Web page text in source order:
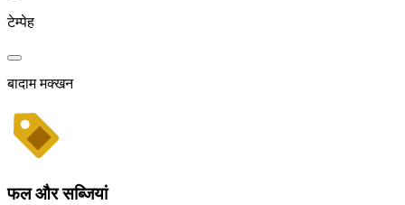
टेम्पेह
बादाम मक्खन
फल और सब्जियां